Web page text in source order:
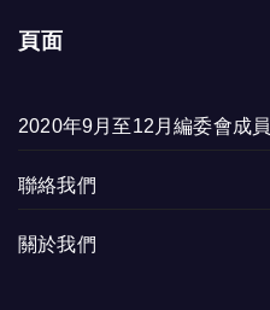
頁面
2020年9月至12月編委會成員
聯絡我們
關於我們